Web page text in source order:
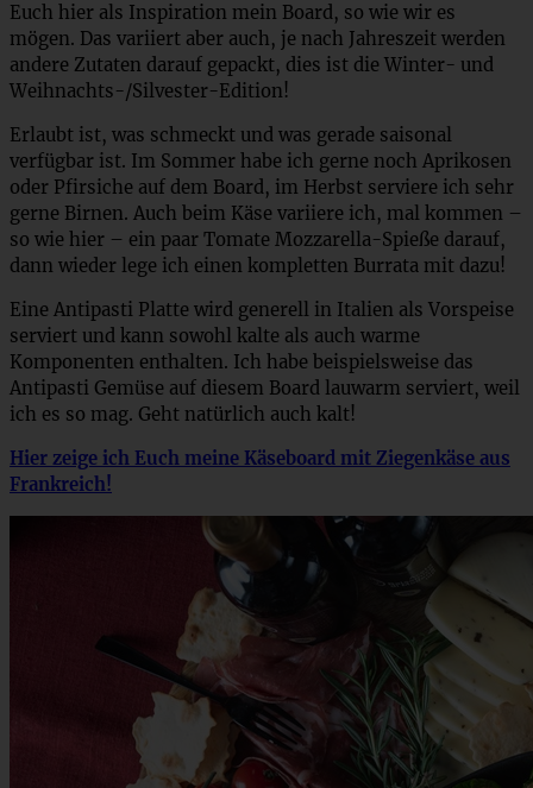
Euch hier als Inspiration mein Board, so wie wir es
mögen. Das variiert aber auch, je nach Jahreszeit werden
andere Zutaten darauf gepackt, dies ist die Winter- und
Weihnachts-/Silvester-Edition!
Erlaubt ist, was schmeckt und was gerade saisonal
verfügbar ist. Im Sommer habe ich gerne noch Aprikosen
oder Pfirsiche auf dem Board, im Herbst serviere ich sehr
gerne Birnen. Auch beim Käse variiere ich, mal kommen –
so wie hier – ein paar Tomate Mozzarella-Spieße darauf,
dann wieder lege ich einen kompletten Burrata mit dazu!
Eine Antipasti Platte wird generell in Italien als Vorspeise
serviert und kann sowohl kalte als auch warme
Komponenten enthalten. Ich habe beispielsweise das
Antipasti Gemüse auf diesem Board lauwarm serviert, weil
ich es so mag. Geht natürlich auch kalt!
Hier zeige ich Euch meine Käseboard mit Ziegenkäse aus
Frankreich!